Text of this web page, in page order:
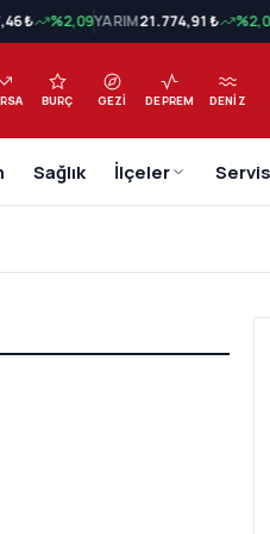
₺ %2,09YARIM21.774,91 ₺
BURÇ GEZI DEPREM DENIZ
Sağlık İlçeler